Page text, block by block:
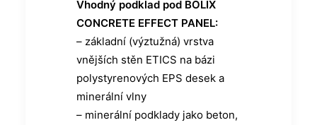
Vhodný podklad pod BOLIX
CONCRETE EFFECT PANEL:
– základní (výztužná) vrstva
vnějších stěn ETICS na bázi
polystyrenových EPS desek a
minerální vlny
– minerální podklady jako beton,